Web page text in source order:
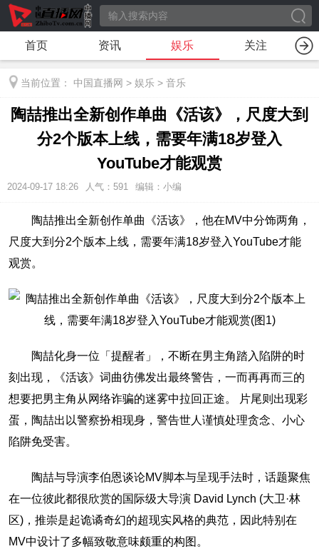
首页 资讯 娱乐 关注
当前位置： 中国直播网 > 娱乐 > 音乐
陶喆推出全新创作单曲《活该》，尺度大到
分2个版本上线，需要年满18岁登入
YouTube才能观赏
2024-09-17 18:26 人气： 591 编辑：小编
陶喆推出全新创作单曲《活该》，他在MV中分饰两角，
尺度大到分2个版本上线，需要年满18岁登入YouTube才能
观赏。
陶喆化身一位「提醒者」，不断在男主角踏入陷阱的时
刻出现，《活该》词曲彷佛发出最终警告，一而再再而三的
想要把男主角从网络诈骗的迷雾中拉回正途。 片尾则出现彩
蛋，陶喆出以警察扮相现身，警告世人谨慎处理贪念、小心
陷阱免受害。
陶喆与导演李伯恩谈论MV脚本与呈现手法时，话题聚焦
在一位彼此都很欣赏的国际级大导演 David Lynch (大卫·林
区)，推崇是起诡谲奇幻的超现实风格的典范，因此特别在
MV中设计了多幅致敬意味颇重的构图。